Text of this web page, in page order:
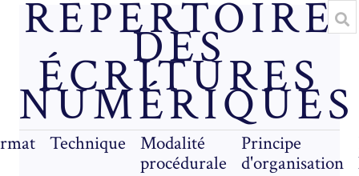
RÉPERTOIRE
DES
ÉCRITURES
NUMÉRIQUES
Technique
Modalité
procédurale
Principe
d'organisation